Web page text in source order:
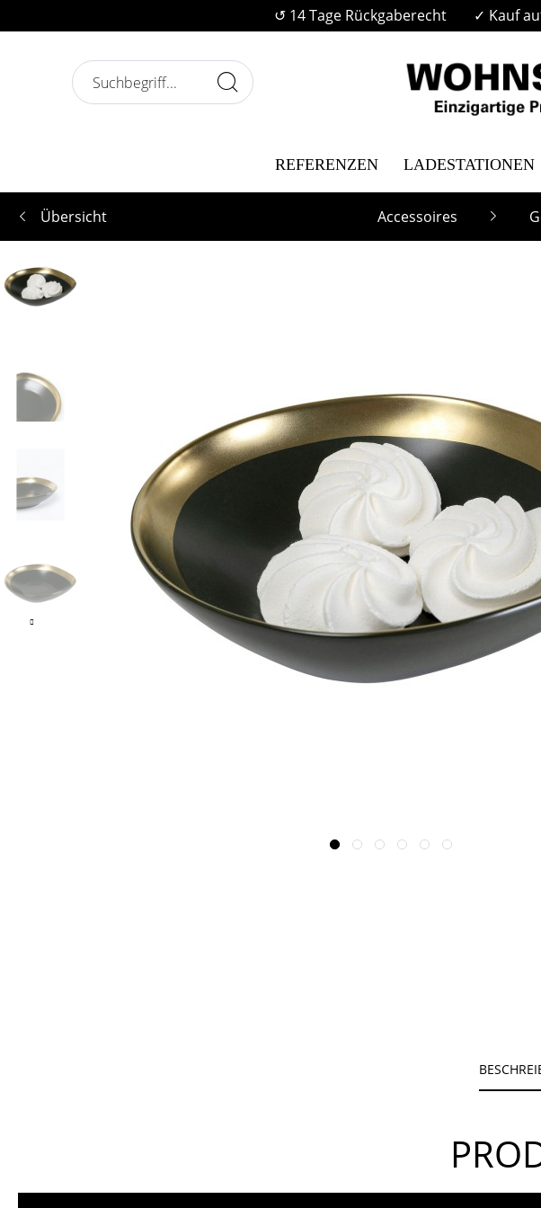
↺ 14 Tage Rückgaberecht ✓ Kauf
REFERENZEN LADESTATIONEN
Übersicht Accessoires